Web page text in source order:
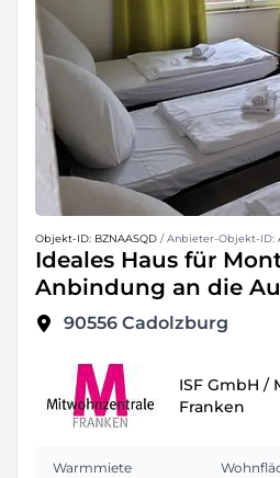
Objekt-ID: BZNAASQD / Anbieter-Objekt-ID:
Ideales Haus für
Anbindung an die
90556 Cadolzburg
ISF GmbH /
Franken
Warmmiete